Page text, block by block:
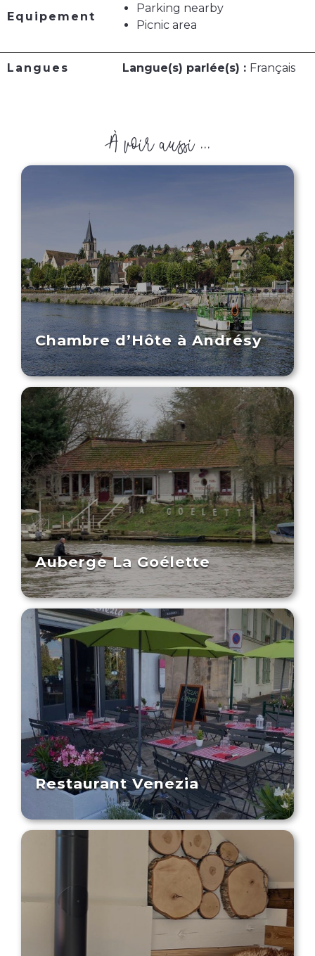
Equipement
Parking nearby
Picnic area
Langues Langue(s) parlée(s) : Français
À voir aussi ...
Chambre d’Hôte à Andrésy
Auberge La Goélette
Restaurant Venezia